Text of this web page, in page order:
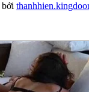
bởi thanhhien.kingdoor